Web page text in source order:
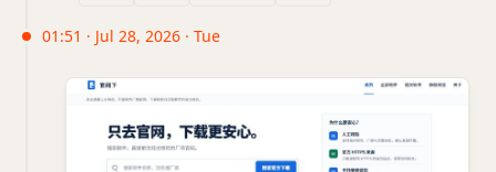
01:51 · Jul 28, 2026 · Tue